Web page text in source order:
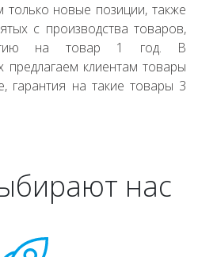
новые позиции, также
с производства товаров,
на товар 1 год. В
предлагаем клиентам товары
гарантия на такие товары 3
нас